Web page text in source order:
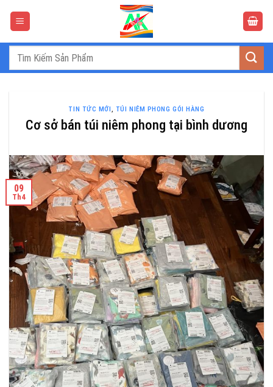
Tìm
TIN TỨC MỚI , TÚI NIÊM PHONG GÓI HÀNG
Cơ sở bán túi niêm phong tại bình dương
09
Th4